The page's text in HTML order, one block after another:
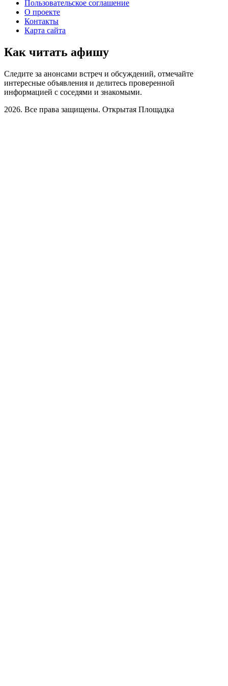
Пользовательское соглашение
О проекте
Контакты
Карта сайта
Как читать афишу
Следите за анонсами встреч и обсуждений, отмечайте
интересные объявления и делитесь проверенной
информацией с соседями и знакомыми.
2026. Все права защищены. Открытая Площадка